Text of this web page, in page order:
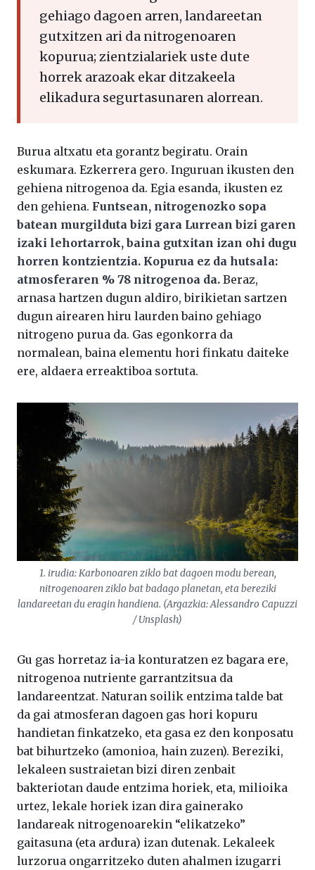
gehiago dagoen arren, landareetan
gutxitzen ari da nitrogenoaren
kopurua; zientzialariek uste dute
horrek arazoak ekar ditzakeela
elikadura segurtasunaren alorrean.
Burua altxatu eta gorantz begiratu. Orain
eskumara. Ezkerrera gero. Inguruan ikusten den
gehiena nitrogenoa da. Egia esanda, ikusten ez
den gehiena. Funtsean, nitrogenozko sopa
batean murgilduta bizi gara Lurrean bizi garen
izaki lehortarrok, baina gutxitan izan ohi dugu
horren kontzientzia. Kopurua ez da hutsala:
atmosferaren % 78 nitrogenoa da. Beraz,
arnasa hartzen dugun aldiro, birikietan sartzen
dugun airearen hiru laurden baino gehiago
nitrogeno purua da. Gas egonkorra da
normalean, baina elementu hori finkatu daiteke
ere, aldaera erreaktiboa sortuta.
1. irudia: Karbonoaren ziklo bat dagoen modu berean,
nitrogenoaren ziklo bat badago planetan, eta bereziki
landareetan du eragin handiena. (Argazkia: Alessandro Capuzzi
/ Unsplash)
Gu gas horretaz ia-ia konturatzen ez bagara ere,
nitrogenoa nutriente garrantzitsua da
landareentzat. Naturan soilik entzima talde bat
da gai atmosferan dagoen gas hori kopuru
handietan finkatzeko, eta gasa ez den konposatu
bat bihurtzeko (amonioa, hain zuzen). Bereziki,
lekaleen sustraietan bizi diren zenbait
bakteriotan daude entzima horiek, eta, milioika
urtez, lekale horiek izan dira gainerako
landareak nitrogenoarekin “elikatzeko”
gaitasuna (eta ardura) izan dutenak. Lekaleek
lurzorua ongarritzeko duten ahalmen izugarri